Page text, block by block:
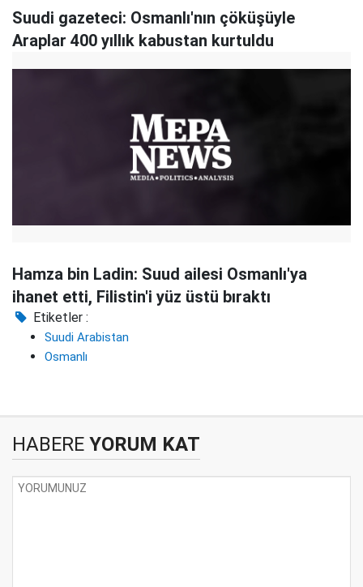
Suudi gazeteci: Osmanlı'nın çöküşüyle
Araplar 400 yıllık kabustan kurtuldu
Hamza bin Ladin: Suud ailesi Osmanlı'ya
ihanet etti, Filistin'i yüz üstü bıraktı
Etiketler :
Suudi Arabistan
Osmanlı
HABERE YORUM KAT